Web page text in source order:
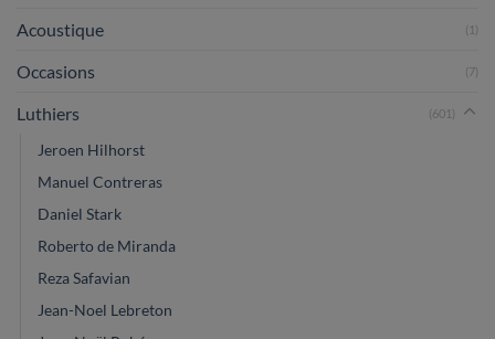
Acoustique (1)
Occasions (7)
Luthiers (601)
Jeroen Hilhorst
Manuel Contreras
Daniel Stark
Roberto de Miranda
Reza Safavian
Jean-Noel Lebreton